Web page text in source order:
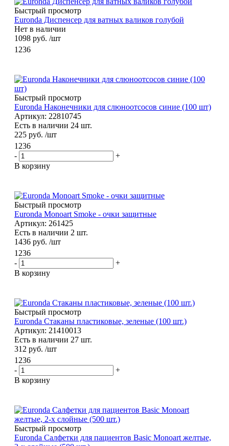
Быстрый просмотр
Euronda Диспенсер для ватных валиков голубой
Нет в наличии
1098 руб. /шт
1236
Быстрый просмотр
Euronda Наконечники для слюноотсосов синие (100 шт)
Артикул: 22810745
Есть в наличии 24 шт.
225 руб. /шт
1236
-
+
В корзину
Быстрый просмотр
Euronda Monoart Smoke - очки защитные
Артикул: 261425
Есть в наличии 2 шт.
1436 руб. /шт
1236
-
+
В корзину
Быстрый просмотр
Euronda Стаканы пластиковые, зеленые (100 шт.)
Артикул: 21410013
Есть в наличии 27 шт.
312 руб. /шт
1236
-
+
В корзину
Быстрый просмотр
Euronda Салфетки для пациентов Basic Monoart желтые,